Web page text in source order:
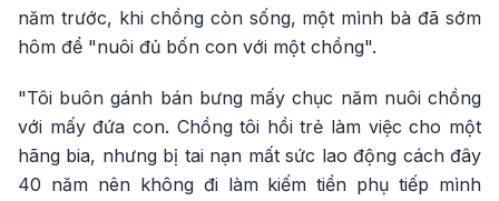
năm trước, khi chồng còn sống, một mình bà đã sớm
hôm để "nuôi đủ bốn con với một chồng".
"Tôi buôn gánh bán bưng mấy chục năm nuôi chồng
với mấy đứa con. Chồng tôi hồi trẻ làm việc cho một
hãng bia, nhưng bị tai nạn mất sức lao động cách đây
40 năm nên không đi làm kiếm tiền phụ tiếp mình